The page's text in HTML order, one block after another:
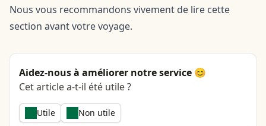
Nous vous recommandons vivement de lire cette
section avant votre voyage.
Aidez-nous à améliorer notre service 😊
Cet article a-t-il été utile ?
Utile Non utile